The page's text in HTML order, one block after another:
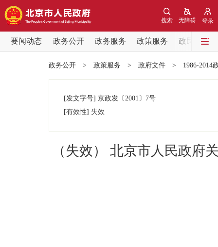
登录
无障碍
搜索
要闻动态 政务公开 政务服务 政策服务
政民互动
党中央精神
政务公开
政务公开 > 政策服务 > 政府文件 > 1986-2014
[发文字号] 京政发 〔2001〕 7号
[有效性] 失效
（失效） 北京市人民政府